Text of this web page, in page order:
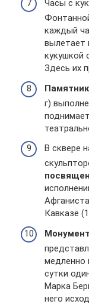
Часы с
каждый
вылетает
кукушкой
Здесь их
г)
В сквере
Кавказе
медленно
сутки
Марка
него